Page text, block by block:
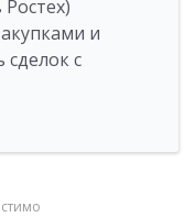
и
сделок с